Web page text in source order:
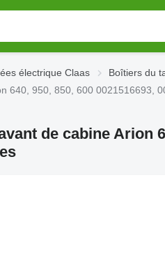
électrique Claas
Boîtiers du
640, 950, 850, 600 0021516693,
de cabine Arion